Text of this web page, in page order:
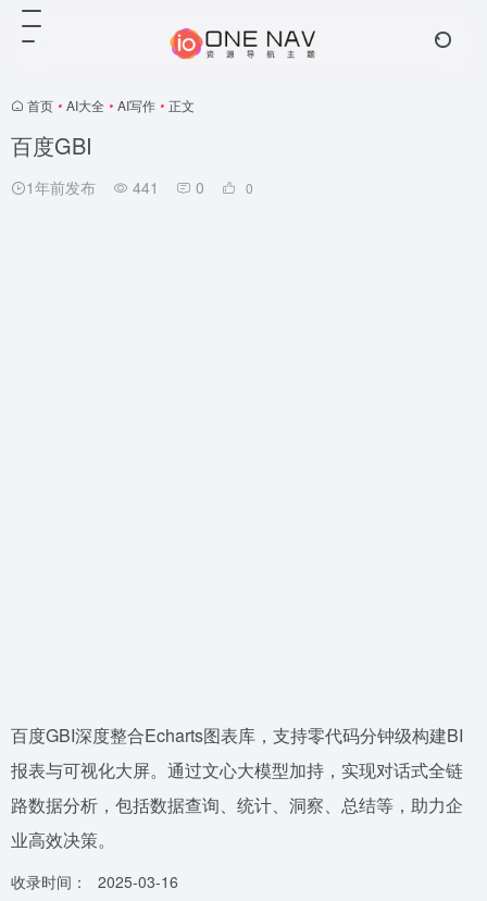
首页 • AI大全 • AI写作 • 正文
百度GBI
1年前发布 441 0 0
百度GBI深度整合Echarts图表库，支持零代码分钟级构建BI
报表与可视化大屏。通过文心大模型加持，实现对话式全链
路数据分析，包括数据查询、统计、洞察、总结等，助力企
业高效决策。
收录时间：
2025-03-16